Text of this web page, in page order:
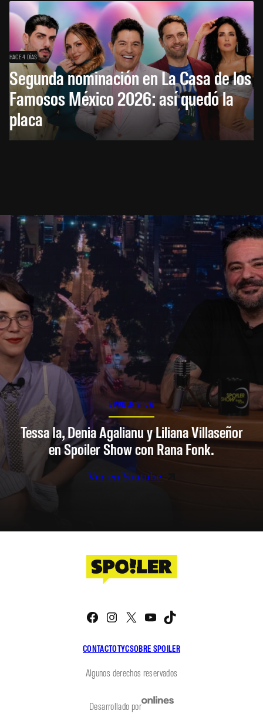
HACE 4 DÍAS
Segunda nominación en La Casa de los
Famosos México 2026: así quedó la
placa
SPOILER SHOW
Tessa Ia, Denia Agalianu y Liliana Villaseñor
en Spoiler Show con Rana Fonk.
Ver en Youtube
CONTACTOTYCSOBRE SPOILER
Facebook
Instagram
X YouTube
Algunos derechos reservados
Desarrollado por